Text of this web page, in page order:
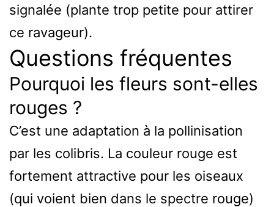
signalée (plante trop petite pour attirer
ce ravageur).
Questions fréquentes
Pourquoi les fleurs sont-elles
rouges ?
C’est une adaptation à la pollinisation
par les colibris. La couleur rouge est
fortement attractive pour les oiseaux
(qui voient bien dans le spectre rouge)